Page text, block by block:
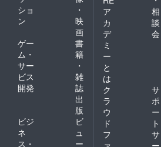
ショ
ン
・
映
画
ゲー
ム・
サー
ビス
開発
書
籍
・
雑
誌
出
版
ビジ
ネ
ス・
ビ
ュ
ー
ア
カ
デ
ミ
ー
と
は
相
談
会
ク
ラ
ウ
ド
フ
サ
ポ
ー
ト
サ